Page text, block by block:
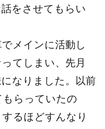
をさせてもらい
メインに活動し
てしまい、先月
なりました。以前
らっていたの
るほどすんなり